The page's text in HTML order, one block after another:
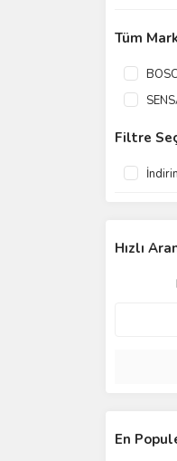
Tüm
Filtre
Hızlı
En